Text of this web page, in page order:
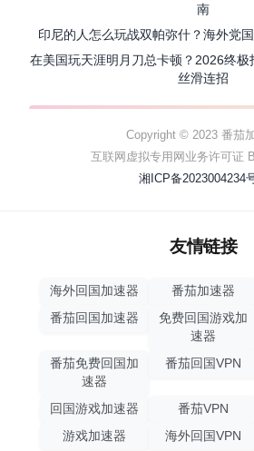
南
印尼的人怎么玩战双帕弥什？海外党
在美国玩天涯明月刀总卡顿？2026终
丝滑连招
Copyright © 2023 番茄
互联网虚拟专用网业务许可证
湘ICP备2023004234
友情链接
海外回国加速器 番茄加速器
番茄回国加速器
免费回国游戏加
速器
番茄免费回国加
速器
番茄回国VPN
回国游戏加速器
番茄VPN
游戏加速器
海外回国VPN